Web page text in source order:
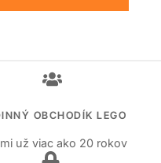
OBCHODÍK LEGO
už viac ako 20 rokov